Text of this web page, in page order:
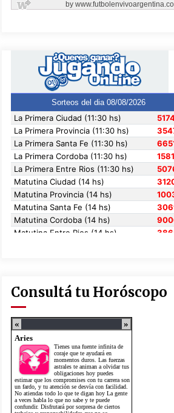
Consultá tu Horóscopo